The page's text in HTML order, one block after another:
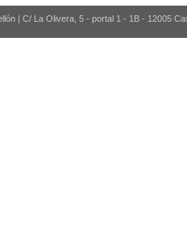
| C/ La Olivera, 5 - portal 1 - 1B - 12005